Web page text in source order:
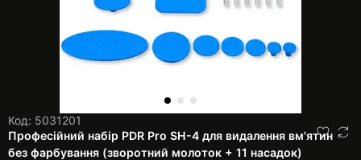
Код: 5031201
Професійний набір PDR Pro SH-4 для видалення вм'ятин
без фарбування (зворотний молоток + 11 насадок)